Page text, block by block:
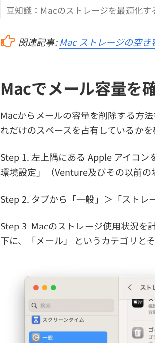
豆知識：Macのストレージを最適化す
関連記事: Mac ストレージの空
Macでメール容量を
Macからメールの容量を削除する方
れだけのスペースを占有しているかを
Step 1. 左上隅にある Apple アイコ
環境設定」（Venture及びその以前の
Step 2. タブから「一般」＞「ストレ
Step 3. Macのストレージ使用状況を
下に、「メール」 というカテゴリと